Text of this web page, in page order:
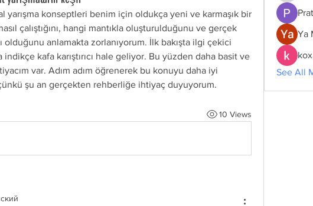
yarışma konseptleri benim için oldukça yeni ve karmaşık bir
çalıştığını, hangi mantıkla oluşturulduğunu ve gerçek
olduğunu anlamakta zorlanıyorum. İlk bakışta ilgi çekici
kafa karıştırıcı hale geliyor. Bu yüzden daha basit ve
var. Adım adım öğrenerek bu konuyu daha iyi
şu an gerçekten rehberliğe ihtiyaç duyuyorum.
10 Views
Ya
See All